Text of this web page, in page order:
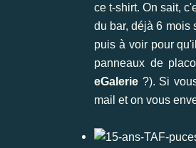
ce t-shirt. On sait,
du bar, déjà 6 mois
puis à voir pour
panneaux de
eGalerie ?). Si
mail et on vous